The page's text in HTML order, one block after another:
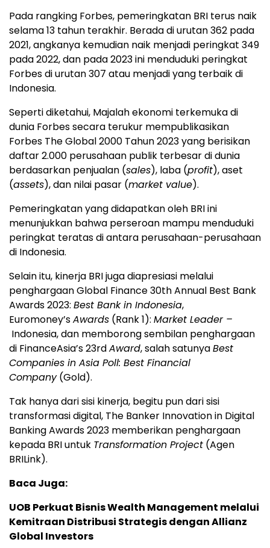
Pada rangking Forbes, pemeringkatan BRI terus naik
selama 13 tahun terakhir. Berada di urutan 362 pada
2021, angkanya kemudian naik menjadi peringkat 349
pada 2022, dan pada 2023 ini menduduki peringkat
Forbes di urutan 307 atau menjadi yang terbaik di
Indonesia.
Seperti diketahui, Majalah ekonomi terkemuka di
dunia Forbes secara terukur mempublikasikan
Forbes The Global 2000 Tahun 2023 yang berisikan
daftar 2.000 perusahaan publik terbesar di dunia
berdasarkan penjualan (sales), laba (profit), aset
(assets), dan nilai pasar (market value).
Pemeringkatan yang didapatkan oleh BRI ini
menunjukkan bahwa perseroan mampu menduduki
peringkat teratas di antara perusahaan-perusahaan
di Indonesia.
Selain itu, kinerja BRI juga diapresiasi melalui
penghargaan Global Finance 30th Annual Best Bank
Awards 2023: Best Bank in Indonesia,
Euromoney’sAwards (Rank 1): Market Leader –
Indonesia, dan memborong sembilan penghargaan
di FinanceAsia’s 23rdAward, salah satunyaBest
Companies in Asia Poll: Best Financial
Company(Gold).
Tak hanya dari sisi kinerja, begitu pun dari sisi
transformasi digital, The Banker Innovation in Digital
Banking Awards 2023 memberikan penghargaan
kepada BRI untuk Transformation Project (Agen
BRILink).
Baca Juga:
UOB Perkuat Bisnis Wealth Management melalui
Kemitraan Distribusi Strategis dengan Allianz
Global Investors